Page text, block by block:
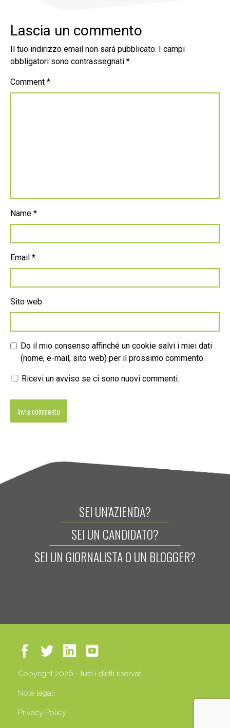
Lascia un commento
Il tuo indirizzo email non sarà pubblicato.
I campi
obbligatori sono contrassegnati *
Comment *
Name *
Email *
Sito web
Do il mio consenso affinché un cookie salvi i miei dati
(nome, e-mail, sito web) per il prossimo commento.
Ricevi un avviso se ci sono nuovi commenti.
SEI UN'AZIENDA?
SEI UN CANDIDATO?
SEI UN GIORNALISTA O UN BLOGGER?
Copyright 2026 - tutti i diritti riservati
Note legali
Privacy Policy